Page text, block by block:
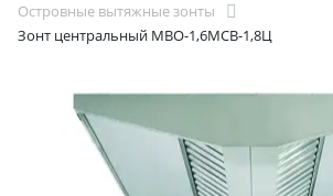
Островные вытяжные зонты
Зонт центральный МВО-1,6МСВ-1,8Ц